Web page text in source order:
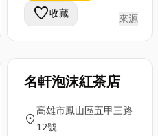
是更換老舊開
關、安裝節能
燈具、處...
favorite收藏 來源
名軒泡沫紅茶店
location_on
高雄市鳳山區五甲三路
12號